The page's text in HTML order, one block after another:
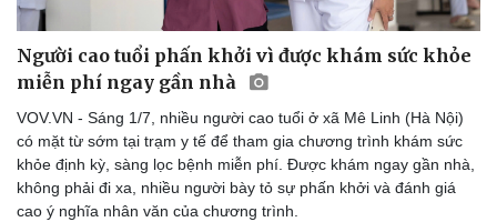
Thể thao
Bóng đá
Lịch thi đấu bóng đá
Thế giới thể thao
eSports
Hậu trường
Ô tô - Xe máy
Ô tô
Xe máy
Tư vấn
Người cao tuổi phấn khởi vì được khám sức khỏe
miễn phí ngay gần nhà
VOV.VN - Sáng 1/7, nhiều người cao tuổi ở xã Mê Linh (Hà Nội)
có mặt từ sớm tại trạm y tế để tham gia chương trình khám sức
khỏe định kỳ, sàng lọc bệnh miễn phí. Được khám ngay gần nhà,
không phải đi xa, nhiều người bày tỏ sự phấn khởi và đánh giá
cao ý nghĩa nhân văn của chương trình.